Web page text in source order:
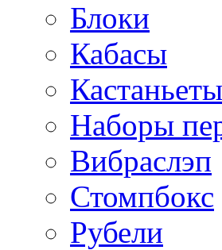
Блоки
Кабасы
Кастаньеты
Наборы
Вибраслэп
Стомпбокс
Рубели